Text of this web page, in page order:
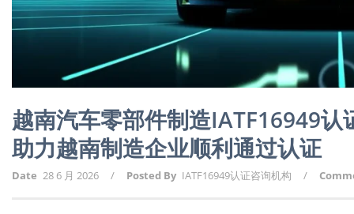
越南汽车零部件制造IATF16949
助力越南制造企业顺利通过认证
Date 28 6 月 2026 / Posted By IATF16949认证咨询机构 /